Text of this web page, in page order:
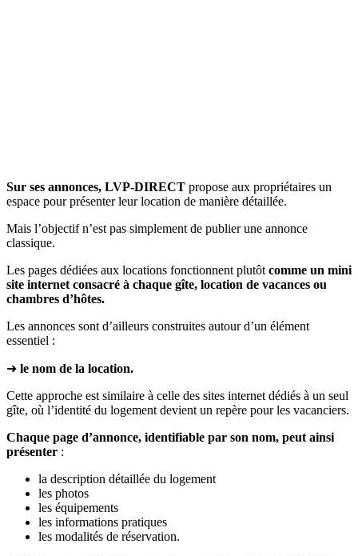
Sur ses annonces, LVP-DIRECT propose aux propriétaires un
espace pour présenter leur location de manière détaillée.
Mais l’objectif n’est pas simplement de publier une annonce
classique.
Les pages dédiées aux locations fonctionnent plutôt comme un mini
site internet consacré à chaque gîte, location de vacances ou
chambres d’hôtes.
Les annonces sont d’ailleurs construites autour d’un élément
essentiel :
➜ le nom de la location.
Cette approche est similaire à celle des sites internet dédiés à un seul
gîte, où l’identité du logement devient un repère pour les vacanciers.
Chaque page d’annonce, identifiable par son nom, peut ainsi
présenter :
la description détaillée du logement
les photos
les équipements
les informations pratiques
les modalités de réservation.